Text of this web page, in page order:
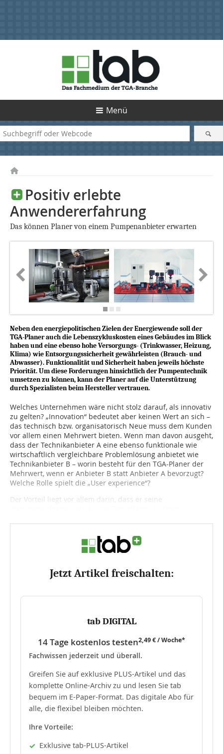
Menü
Positiv erlebte
Anwendererfahrung
Das können Planer von einem Pumpenanbieter erwarten
Neben den energiepolitischen Zielen der Energiewende soll der
TGA-Planer auch die Lebenszykluskosten eines Gebäudes im Blick
haben und eine ebenso hohe Versorgungs- (Trinkwasser, Heizung,
Klima) wie Entsorgungssicherheit gewährleisten (Brauch- und
Abwasser). Funktionalität und Sicherheit haben jeweils höchste
Priorität. Um diese Forderungen hinsichtlich der Pumpentechnik
umsetzen zu können, kann der Planer auf die Unterstützung
durch Spezialisten beim Hersteller vertrauen.
Welches Unternehmen wäre nicht stolz darauf, als innovativ
zu gelten? „Innovation“ bedeutet aber keinen Wert an sich –
das technisch bzw. organisatorisch Neue muss dem Kunden
vor allem einen Mehrwert bieten. Wenn man davon ausgeht,
dass der Technikanbieter A eine ebenso funktionale wie
wirtschaftlich vergleichbare Problemlösung anbietet wie
Technikanbieter B – worin besteht für den TGA-Planer der
Mehrwert, wenn er Anbieter B statt Anbieter A bevorzugt?
Welche Rolle spielt die „User experience“?
Der Vorteil liegt vor allem darin, dass er seine
Jetzt Artikel freischalten:
tab DIGITAL
14 Tage kostenlos testen2,49 € / Woche*
Fachwissen jederzeit und überall.
Greifen Sie auf exklusive PLUS-Artikel und das
komplette Online-Archiv zu und lesen Sie tab
bequem im E-Paper-Format. Das digitale Abo für
alle, die flexibel bleiben möchten.
Ihre Vorteile:
Exklusive tab-PLUS-Artikel